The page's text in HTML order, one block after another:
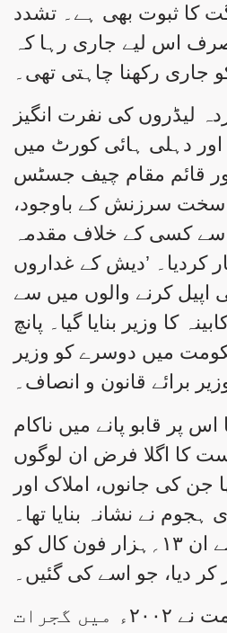
کا ثبوت بھی ہے۔ تشدد
اس لیے جاری رہا کہ
رکھنا چاہتی تھی۔
لیڈروں کی نفرت انگیز
اور دہلی ہائی کورٹ میں
قائم مقام چیف جسٹس
سرزنش کے باوجود،
سے کسی کے خلاف مقدمہ
کردیا۔ ’دیش کے غداروں
اپیل کرنے والوں میں سے
کا وزیر بنایا گیا۔ پانچ
میں دوسرے کو وزیر
برائے قانون و انصاف۔
پر قابو پانے میں ناکام
کا اگلا فرض ان لوگوں
جن کی جانوں، املاک اور
نے نشانہ بنایا تھا۔
لیکن پولیس نے ان ۱۳؍ہزار فون کال کو
کر دیا، جو اسے کی گئیں۔
ریاستی حکومت نے ۲۰۰۲ء میں گجرات